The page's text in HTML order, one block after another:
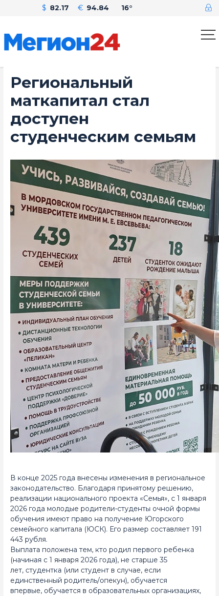
$ 82.17 € 94.84 16°
Региональный
маткапитал стал
доступен
студенческим семьям
В конце 2025 года внесены изменения в региональное
законодательство. Благодаря принятому решению,
реализации национального проекта «Семья», с 1 января
2026 года молодые родители-студенты очной формы
обучения имеют право на получение Югорского
семейного капитала (ЮСК). Его размер составляет 191
443 рубля.
Выплата положена тем, кто родил первого ребенка
(начиная с 1 января 2026 года), не старше 35
лет, студентка (или студент в случае, если
единственный родитель/опекун), обучается
впервые, обучается в образовательных организациях,